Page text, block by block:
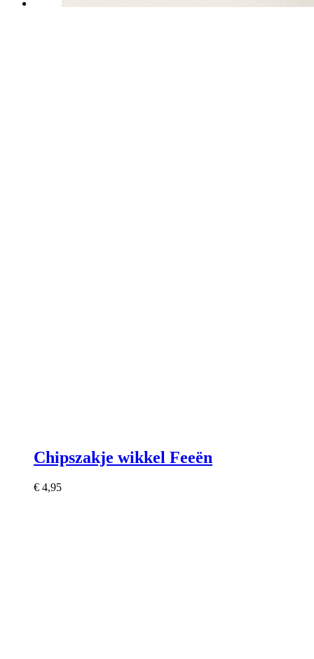
Chipszakje wikkel Feeën
€ 4,95